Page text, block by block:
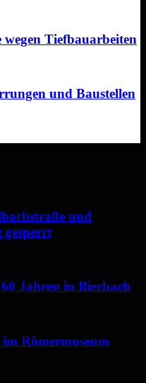
Tiefbauarbeiten
und Baustellen
und
Jahren in Bierbach
Römermuseum